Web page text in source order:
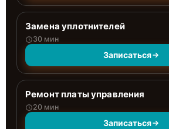
Замена уплотнителей
30 мин
Записаться
Ремонт платы управления
20 мин
Записаться